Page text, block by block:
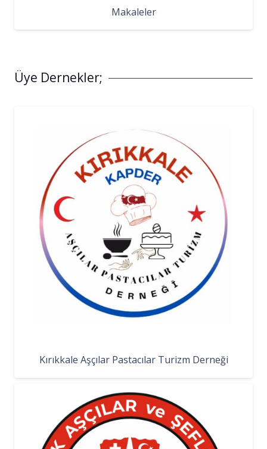
Makaleler
Üye Dernekler;
Kırıkkale Aşçılar Pastacılar Turizm Derneği